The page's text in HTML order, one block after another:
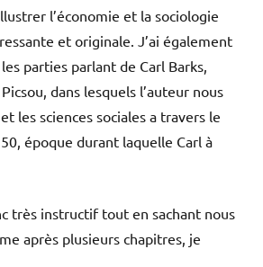
l’économie et la sociologie
et originale. J’ai également
parties parlant de Carl Barks,
dans lesquels l’auteur nous
les sciences sociales a travers le
époque durant laquelle Carl à
très instructif tout en sachant nous
après plusieurs chapitres, je